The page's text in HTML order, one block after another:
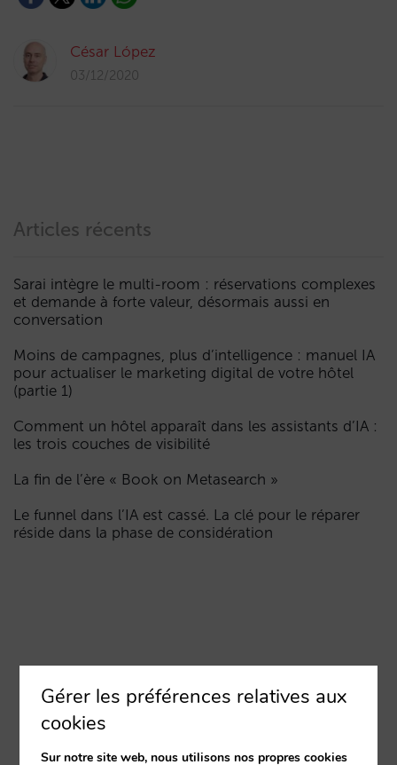
César López
03/12/2020
Articles récents
Sarai intègre le multi-room : réservations complexes
et demande à forte valeur, désormais aussi en
conversation
Moins de campagnes, plus d’intelligence : manuel IA
pour actualiser le marketing digital de votre hôtel
(partie 1)
Comment un hôtel apparaît dans les assistants d’IA :
les trois couches de visibilité
La fin de l’ère « Book on Metasearch »
Le funnel dans l’IA est cassé. La clé pour le réparer
réside dans la phase de considération
Gérer les préférences relatives aux
cookies
Sur notre site web, nous utilisons nos propres cookies